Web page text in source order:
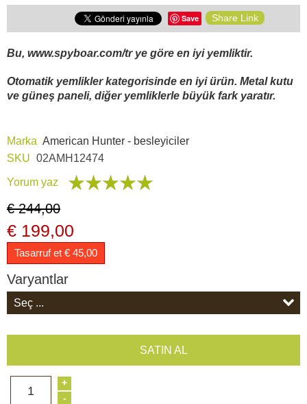
Araç İçi Kamera
Hediyelik
Arşiv ürünleri
Bu, www.spyboar.com/tr ye göre en iyi yemliktir.
Otomatik yemlikler kategorisinde en iyi ürün. Metal kutu
ve güneş paneli, diğer yemliklerle büyük fark yaratır.
Save Share Link
Marka American Hunter - besleyiciler
SKU 02AMH12474
Yorum yaz
€ 244,00
€ 199,00
Tasarruf et € 45,00
Varyantlar
SATIN AL
1
-
+